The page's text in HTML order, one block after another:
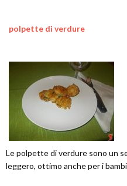
polpette di verdure
Le polpette di verdure sono un
leggero, ottimo anche per i